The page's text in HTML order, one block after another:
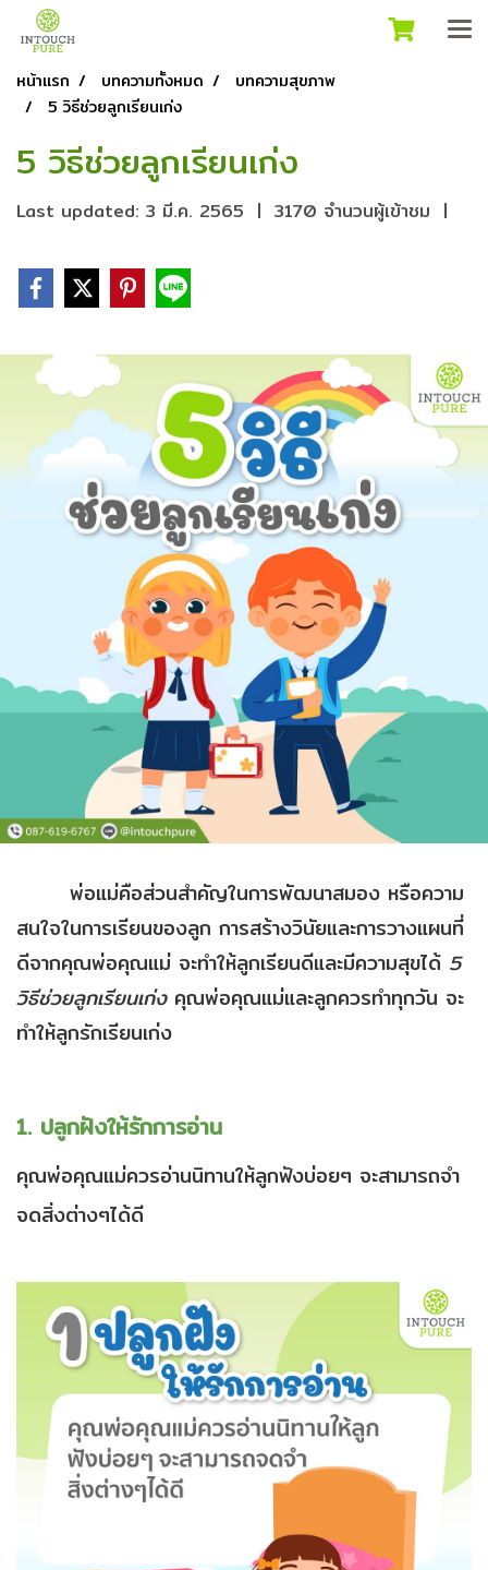
หน้าแรก บทความทั้งหมด
บทความสุขภาพ
5 วิธีช่วยลูกเรียนเก่ง
5 วิธีช่วยลูกเรียนเก่ง
Last updated: 3 มี.ค. 2565 | 3170 จำนวนผู้เข้าชม |
พ่อแม่คือส่วนสำคัญในการพัฒนาสมอง หรือความ
สนใจในการเรียนของลูก การสร้างวินัยและการวางแผนที่
ดีจากคุณพ่อคุณแม่ จะทำให้ลูกเรียนดีและมีความสุขได้ 5
วิธีช่วยลูกเรียนเก่ง คุณพ่อคุณแม่และลูกควรทำทุกวัน จะ
ทำให้ลูกรักเรียนเก่ง
1. ปลูกฝังให้รักการอ่าน
คุณพ่อคุณแม่ควรอ่านนิทานให้ลูกฟังบ่อยๆ จะสามารถจำ
จดสิ่งต่างๆได้ดี